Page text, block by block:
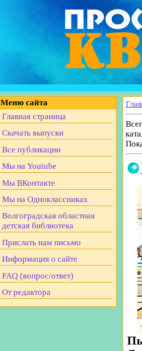
Меню сайта
Главная страница
Скачать выпуски
Все публикации
Мы на Youtube
Мы ВКонтакте
Мы на Одноклассниках
Волгоградская областная
детская библиотека
Прислать нам письмо
Информация о сайте
FAQ (вопрос/ответ)
От редактора